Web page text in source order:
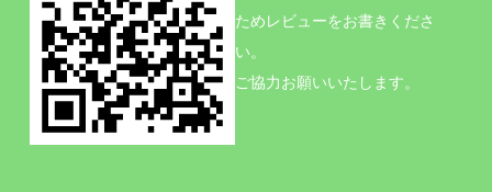
ためレビューをお書きくださ
い。
ご協力お願いいたします。